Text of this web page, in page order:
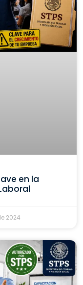
en la
2024